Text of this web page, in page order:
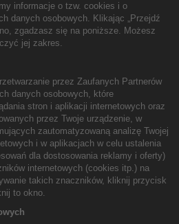
informacje o tzw. cookies i o
danych osobowych. Klikając „Przejdź
zgadzasz się na poniższe. Możesz
jej zakres.
przez Zaufanych Partnerów
danych osobowych, które
stron i aplikacji internetowych oraz
przez Twoje urządzenie, w
zautomatyzowaną analizę Twojej
i w aplikacjach w celu ustalenia
dla dostosowania reklamy i oferty)
internetowych (cookies itp.) na
takich znaczników, kliknij przycisk
to okno.